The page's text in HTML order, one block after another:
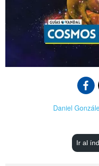
Daniel
Ir al